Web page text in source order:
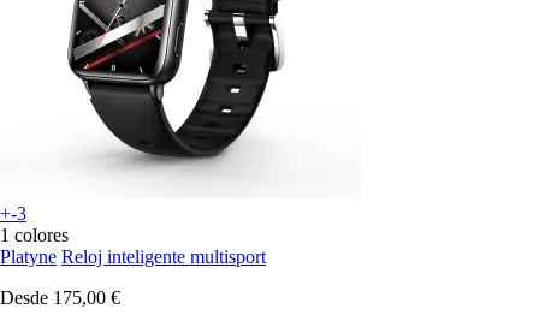
+-3
1 colores
Platyne Reloj inteligente multisport
Desde 175,00 €